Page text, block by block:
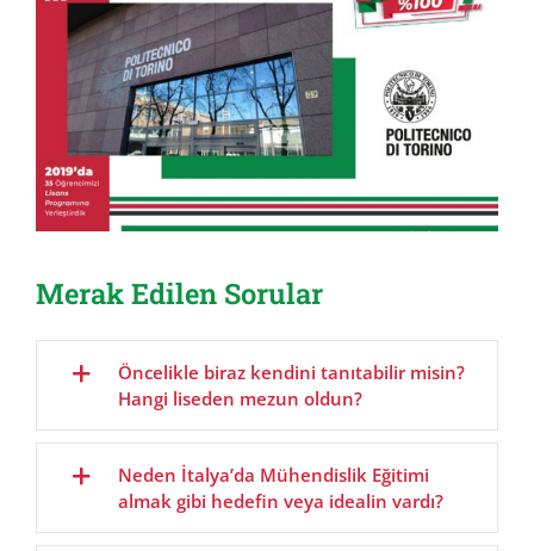
Merak Edilen Sorular
Öncelikle biraz kendini tanıtabilir misin?
Hangi liseden mezun oldun?
Neden İtalya’da Mühendislik Eğitimi
almak gibi hedefin veya idealin vardı?